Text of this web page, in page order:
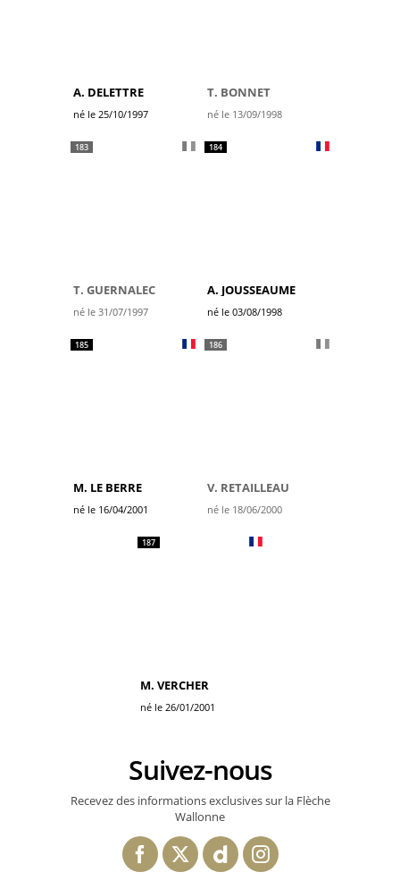
A. DELETTRE
né le 25/10/1997
T. BONNET
né le 13/09/1998
183
T. GUERNALEC
né le 31/07/1997
184
A. JOUSSEAUME
né le 03/08/1998
185
M. LE BERRE
né le 16/04/2001
186
V. RETAILLEAU
né le 18/06/2000
187
M. VERCHER
né le 26/01/2001
Suivez-nous
Recevez des informations exclusives sur la Flèche
Wallonne